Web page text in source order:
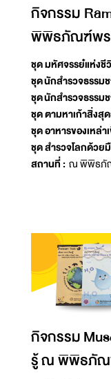
กิจกรรม
พิพิธภัณฑ์พร
ชุด มหัศจรรย๋แห่งชี
ชุดนักสำรวจธรรม
ชุด นักสำรวจธรรม
ชุด ตามหาเก้าสิ่งสุ
ชุด อาหารของเหล่า
ชุด สำรวจโลกด้วยมื
สถานที่ : ณ พิพิธภัณ
กิจกรรม
รู้ ณ พิพิธภัณ